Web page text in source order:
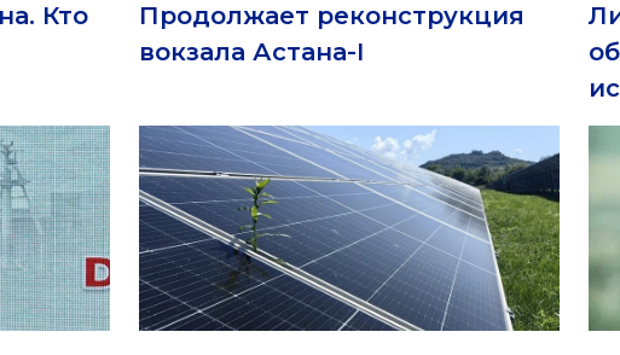
Кто
Продолжает реконструкция
вокзала Астана-I